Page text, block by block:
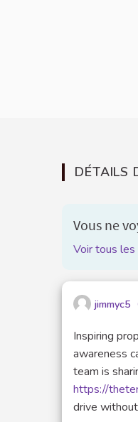
DÉTAILS
Vous ne
Voir tous
jimmyc5
Inspiring
awareness
team is
https://
drive